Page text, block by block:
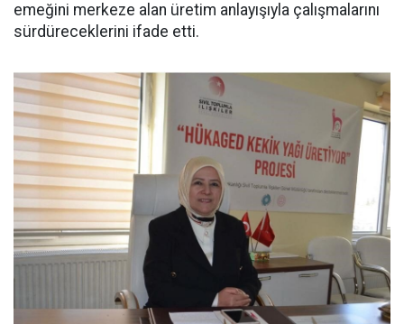
emeğini merkeze alan üretim anlayışıyla çalışmalarını
sürdüreceklerini ifade etti.